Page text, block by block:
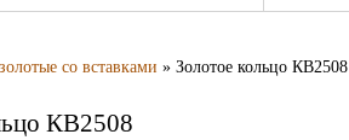
со вставками » Золотое кольцо КВ2508
КВ2508